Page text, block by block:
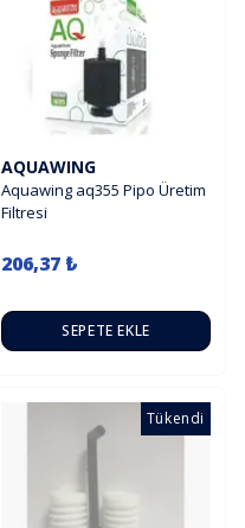
AQUAWING
Aquawing aq355 Pipo Üretim
Filtresi
206,37 ₺
SEPETE EKLE
Tükendi